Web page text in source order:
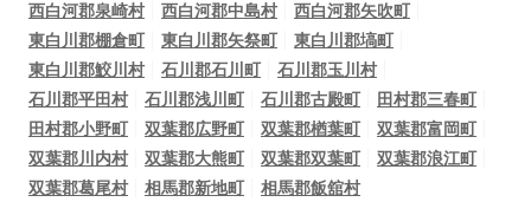
西白河郡泉崎村
西白河郡中島村
西白河郡矢吹町
東白川郡棚倉町
東白川郡矢祭町
東白川郡塙町
東白川郡鮫川村
石川郡石川町
石川郡玉川村
石川郡平田村
石川郡浅川町 石川郡古殿町
田村郡三春町
田村郡小野町
双葉郡広野町 双葉郡楢葉町
双葉郡富岡町
双葉郡川内村
双葉郡大熊町 双葉郡双葉町
双葉郡浪江町
双葉郡葛尾村
相馬郡新地町 相馬郡飯舘村